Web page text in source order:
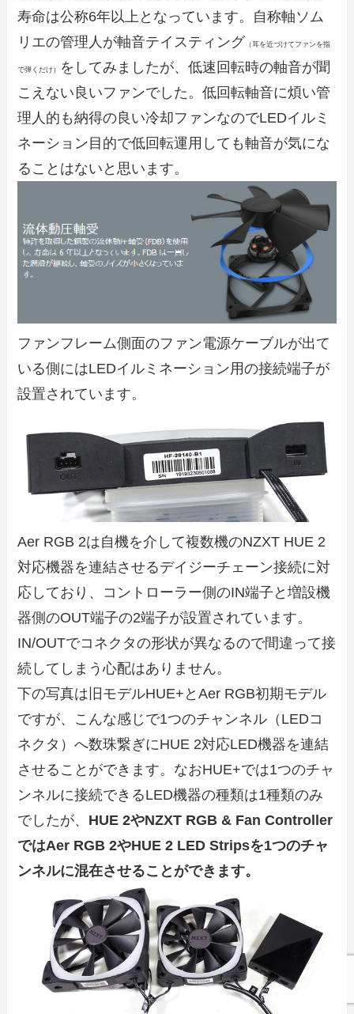
寿命は公称6年以上となっています。自称軸ソム
リエの管理人が軸音テイスティング （耳を近づけてファンを指
で弾くだけ）
をしてみましたが、低速回転時の軸音が聞
こえない良いファンでした。低回転軸音に煩い管
理人的も納得の良い冷却ファンなのでLEDイルミ
ネーション目的で低回転運用しても軸音が気にな
ることはないと思います。
ファンフレーム側面のファン電源ケーブルが出て
いる側にはLEDイルミネーション用の接続端子が
設置されています。
Aer RGB 2は自機を介して複数機のNZXT HUE 2
対応機器を連結させるデイジーチェーン接続に対
応しており、コントローラー側のIN端子と増設機
器側のOUT端子の2端子が設置されています。
IN/OUTでコネクタの形状が異なるので間違って接
続してしまう心配はありません。
下の写真は旧モデルHUE+とAer RGB初期モデル
ですが、こんな感じで1つのチャンネル（LEDコ
ネクタ）へ数珠繋ぎにHUE 2対応LED機器を連結
させることができます。なおHUE+では1つのチャ
ンネルに接続できるLED機器の種類は1種類のみ
でしたが、 HUE 2やNZXT RGB & Fan Controller
ではAer RGB 2やHUE 2 LED Stripsを1つのチャ
ンネルに混在させることができます。